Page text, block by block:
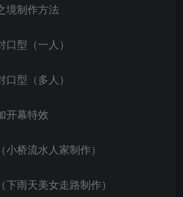
境制作方法
型（一人）
型（多人）
开幕特效
桥流水人家制作）
雨天美女走路制作）